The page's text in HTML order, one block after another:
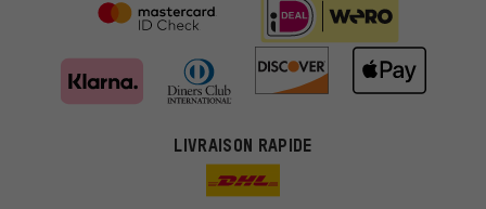
LIVRAISON RAPIDE